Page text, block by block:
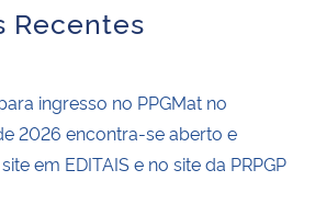
Recentes
ingresso no PPGMat no
2026 encontra-se aberto e
em EDITAIS e no site da PRPGP